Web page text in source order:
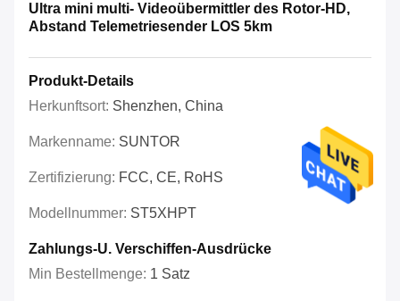
Ultra mini multi- Videoübermittler des Rotor-HD,
Abstand Telemetriesender LOS 5km
Produkt-Details
Herkunftsort: Shenzhen, China
Markenname: SUNTOR
Zertifizierung: FCC, CE, RoHS
Modellnummer: ST5XHPT
Zahlungs-U. Verschiffen-Ausdrücke
Min Bestellmenge: 1 Satz